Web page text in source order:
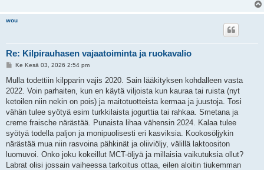
wou
Re: Kilpirauhasen vajaatoiminta ja ruokavalio
V
e
t
i
Ke Kesä 03, 2026 2:54 pm
Mulla todettiin kilpparin vajis 2020. Sain lääkityksen kohdalleen vasta
2022. Voin parhaiten, kun en käytä viljoista kun kauraa tai ruista (nyt
ketoilen niin nekin on pois) ja maitotuotteista kermaa ja juustoja. Tosi
vähän tulee syötyä esim turkkilaista jogurttia tai rahkaa. Smetana ja
creme fraische närästää. Punaista lihaa vähensin 2024. Kalaa tulee
syötyä todella paljon ja monipuolisesti eri kasviksia. Kookosöljykin
närästää mua niin rasvoina pähkinät ja oliiviöljy, välillä laktoositon
luomuvoi. Onko joku kokeillut MCT-öljyä ja millaisia vaikutuksia ollut?
Labrat olisi jossain vaiheessa tarkoitus ottaa, eilen aloitin tiukemman